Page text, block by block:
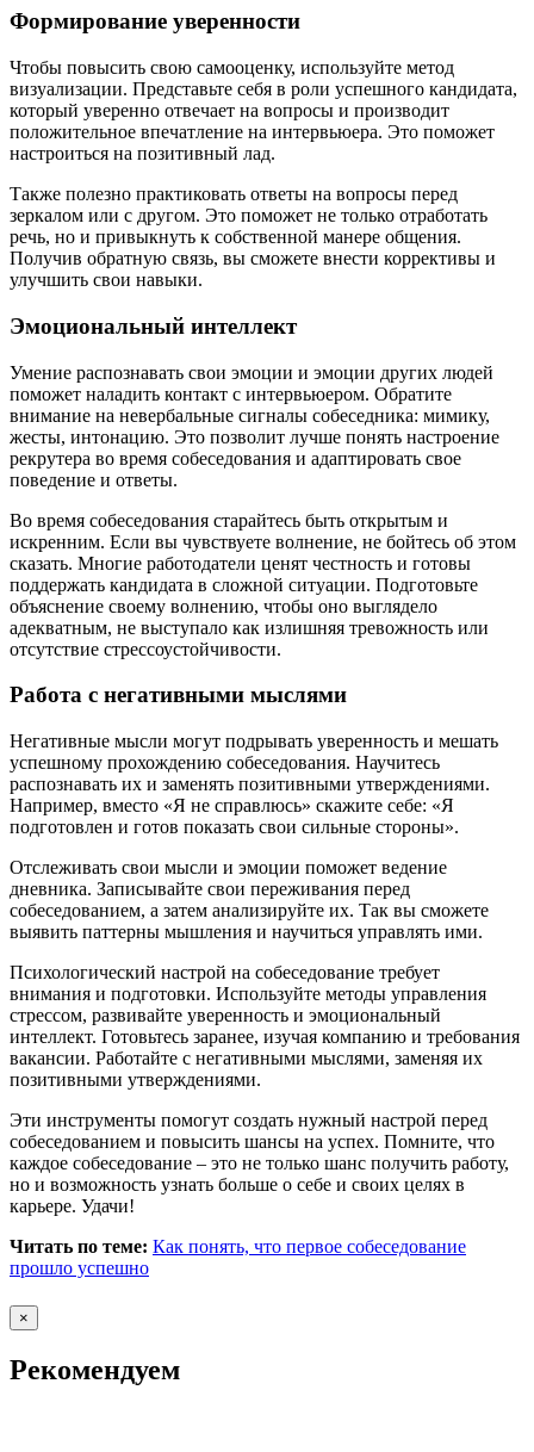
Формирование уверенности
Чтобы повысить свою самооценку, используйте метод
визуализации. Представьте себя в роли успешного кандидата,
который уверенно отвечает на вопросы и производит
положительное впечатление на интервьюера. Это поможет
настроиться на позитивный лад.
Также полезно практиковать ответы на вопросы перед
зеркалом или с другом. Это поможет не только отработать
речь, но и привыкнуть к собственной манере общения.
Получив обратную связь, вы сможете внести коррективы и
улучшить свои навыки.
Эмоциональный интеллект
Умение распознавать свои эмоции и эмоции других людей
поможет наладить контакт с интервьюером. Обратите
внимание на невербальные сигналы собеседника: мимику,
жесты, интонацию. Это позволит лучше понять настроение
рекрутера во время собеседования и адаптировать свое
поведение и ответы.
Во время собеседования старайтесь быть открытым и
искренним. Если вы чувствуете волнение, не бойтесь об этом
сказать. Многие работодатели ценят честность и готовы
поддержать кандидата в сложной ситуации. Подготовьте
объяснение своему волнению, чтобы оно выглядело
адекватным, не выступало как излишняя тревожность или
отсутствие стрессоустойчивости.
Работа с негативными мыслями
Негативные мысли могут подрывать уверенность и мешать
успешному прохождению собеседования. Научитесь
распознавать их и заменять позитивными утверждениями.
Например, вместо «Я не справлюсь» скажите себе: «Я
подготовлен и готов показать свои сильные стороны».
Отслеживать свои мысли и эмоции поможет ведение
дневника. Записывайте свои переживания перед
собеседованием, а затем анализируйте их. Так вы сможете
выявить паттерны мышления и научиться управлять ими.
Психологический настрой на собеседование требует
внимания и подготовки. Используйте методы управления
стрессом, развивайте уверенность и эмоциональный
интеллект. Готовьтесь заранее, изучая компанию и требования
вакансии. Работайте с негативными мыслями, заменяя их
позитивными утверждениями.
Эти инструменты помогут создать нужный настрой перед
собеседованием и повысить шансы на успех. Помните, что
каждое собеседование – это не только шанс получить работу,
но и возможность узнать больше о себе и своих целях в
карьере. Удачи!
Читать по теме: Как понять, что первое собеседование
прошло успешно
×
Рекомендуем